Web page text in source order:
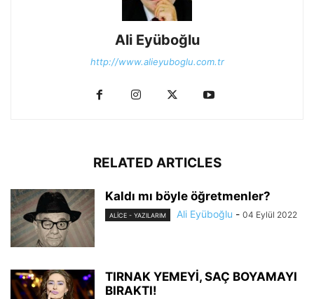
Ali Eyüboğlu
http://www.alieyuboglu.com.tr
RELATED ARTICLES
Kaldı mı böyle öğretmenler?
ALİCE - YAZILARIM Ali Eyüboğlu - 04 Eylül 2022
TIRNAK YEMEYİ, SAÇ BOYAMAYI
BIRAKTI!